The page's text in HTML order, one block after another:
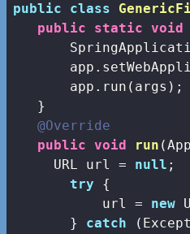
public
class
public
static void
       app.run(args);
   }
@Override
public void run
     URL url =
null ;
try {
           url =
new
       }
catch